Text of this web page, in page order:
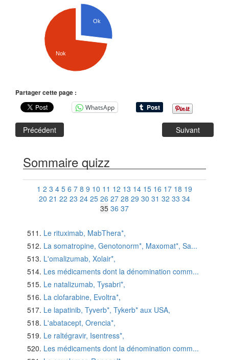
Ok
Nok
Partager cette page :
WhatsApp
Précédent Suivant
Sommaire quizz
1 2 3 4 5 6 7 8 9 10 11 12 13 14 15 16 17 18 19
20 21 22 23 24 25 26 27 28 29 30 31 32 33 34
35 36 37
Le rituximab, MabThera*,
La somatropine, Genotonorm*, Maxomat*, Sa...
L'omalizumab, Xolair*,
Les médicaments dont la dénomination comm...
Le natalizumab, Tysabri*,
La clofarabine, Evoltra*,
Le lapatinib, Tyverb*, Tykerb* aux USA,
L'abatacept, Orencia*,
Le raltégravir, Isentress*,
Les médicaments dont la dénomination comm...